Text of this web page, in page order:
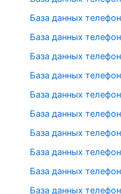
База данных
База данных
База данных
База данных
База данных
База данных
База данных
База данных
База данных
База данных